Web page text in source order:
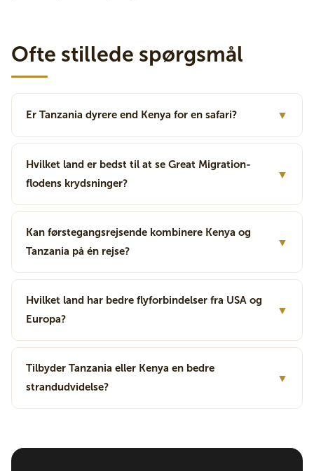
Ofte stillede spørgsmål
Er Tanzania dyrere end Kenya for en safari? ▼
Hvilket land er bedst til at se Great Migration-
flodens krydsninger?
▼
Kan førstegangsrejsende kombinere Kenya og
Tanzania på én rejse?
▼
Hvilket land har bedre flyforbindelser fra USA og
Europa?
▼
Tilbyder Tanzania eller Kenya en bedre
strandudvidelse?
▼